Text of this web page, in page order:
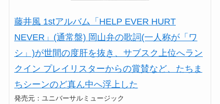
藤井風 1stアルバム「HELP EVER HURT
NEVER」(通常盤) 岡山弁の歌詞(一人称が「ワ
シ」)が世間の度肝を抜き、サブスク上位へラン
クイン プレイリスターからの賞賛など、たちま
ちシーンのど真ん中へ浮上した
発売元：ユニバーサルミュージック